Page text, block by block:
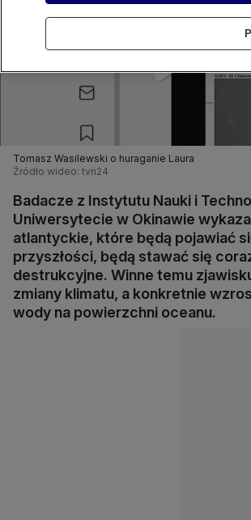
Tomasz Wasilewski o huraganie Laura
Źródło wideo: tvn24
Badacze z Instytutu Nauki i
Uniwersytecie w Okinawie
atlantyckie, które będą pojawiać
przyszłości, będą stawać się
destrukcyjne. Winne temu
zmiany klimatu, a konkretnie
wody na powierzchni oceanu.